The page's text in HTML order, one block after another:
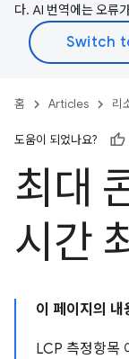
다. AI 번역에는 오류
홈 Articles 리
도움이 되었나요?
최대
시간
이 페이지의 내
LCP 측정항목